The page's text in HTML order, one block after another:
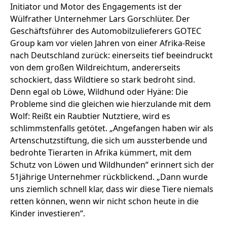
Initiator und Motor des Engagements ist der
Wülfrather Unternehmer Lars Gorschlüter. Der
Geschäftsführer des Automobilzulieferers GOTEC
Group kam vor vielen Jahren von einer Afrika-Reise
nach Deutschland zurück: einerseits tief beeindruckt
von dem großen Wildreichtum, andererseits
schockiert, dass Wildtiere so stark bedroht sind.
Denn egal ob Löwe, Wildhund oder Hyäne: Die
Probleme sind die gleichen wie hierzulande mit dem
Wolf: Reißt ein Raubtier Nutztiere, wird es
schlimmstenfalls getötet. „Angefangen haben wir als
Artenschutzstiftung, die sich um aussterbende und
bedrohte Tierarten in Afrika kümmert, mit dem
Schutz von Löwen und Wildhunden“ erinnert sich der
51jährige Unternehmer rückblickend. „Dann wurde
uns ziemlich schnell klar, dass wir diese Tiere niemals
retten können, wenn wir nicht schon heute in die
Kinder investieren“.